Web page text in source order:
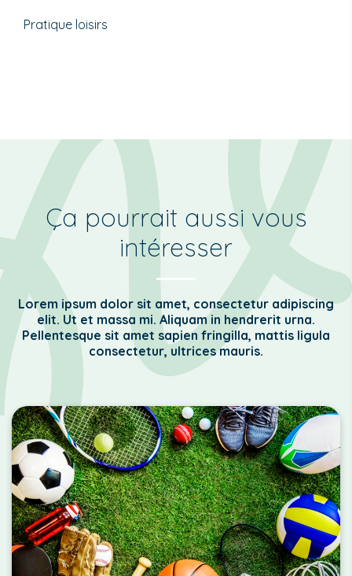
Pratique loisirs
Ça pourrait aussi vous
intéresser
Lorem ipsum dolor sit amet, consectetur adipiscing
elit. Ut et massa mi. Aliquam in hendrerit urna.
Pellentesque sit amet sapien fringilla, mattis ligula
consectetur, ultrices mauris.